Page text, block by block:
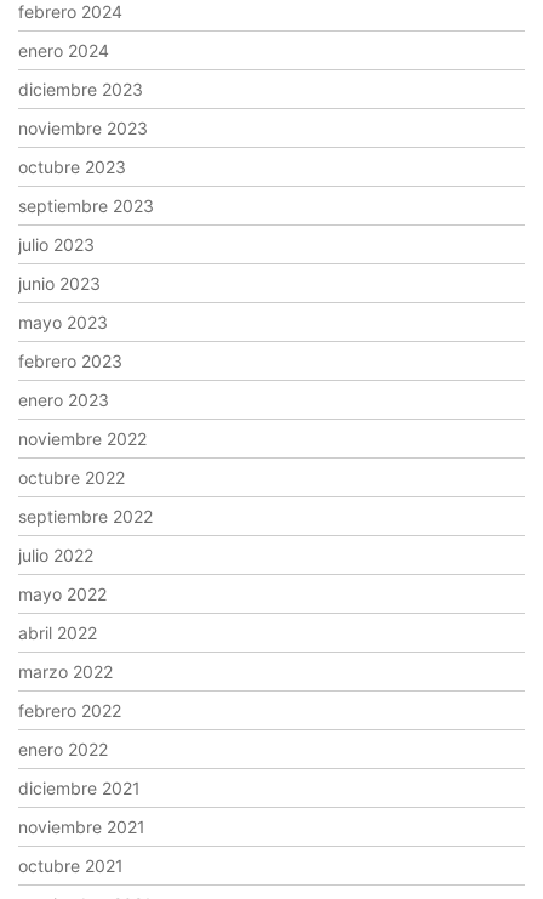
febrero 2024
enero 2024
diciembre 2023
noviembre 2023
octubre 2023
septiembre 2023
julio 2023
junio 2023
mayo 2023
febrero 2023
enero 2023
noviembre 2022
octubre 2022
septiembre 2022
julio 2022
mayo 2022
abril 2022
marzo 2022
febrero 2022
enero 2022
diciembre 2021
noviembre 2021
octubre 2021